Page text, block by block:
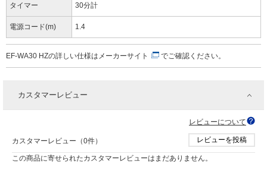
タイマー 30分計
電源コード(m) 1.4
EF-WA30 HZの詳しい仕様は メーカーサイト でご確認ください。
カスタマーレビュー
レビューについて
カスタマーレビュー（0件） レビューを投稿
この商品に寄せられたカスタマーレビューはまだありません。